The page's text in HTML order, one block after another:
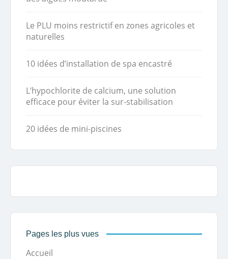
Le PLU moins restrictif en zones agricoles et
naturelles
10 idées d’installation de spa encastré
L’hypochlorite de calcium, une solution
efficace pour éviter la sur-stabilisation
20 idées de mini-piscines
Pages les plus vues
Accueil